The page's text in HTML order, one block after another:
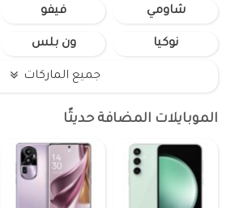
شاومي فيفو
نوكيا ون بلس
جميع الماركات
الموبايلات المضافة حديثًا